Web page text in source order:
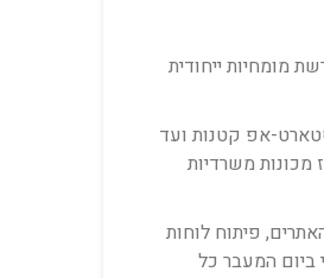
מומחיות ייחודית
אפ קטנות ועד
מכונות משרדיות
פיתוח לוחות
ביום המעבר כל